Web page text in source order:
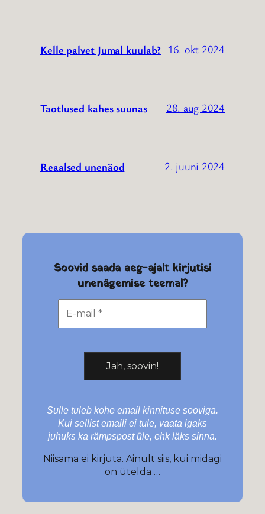
Kelle palvet Jumal kuulab? 16. okt 2024
Taotlused kahes suunas 28. aug 2024
Reaalsed unenäod 2. juuni 2024
Soovid saada aeg-ajalt kirjutisi
unenägemise teemal?
Sulle tuleb kohe email kinnituse sooviga.
Kui sellist emaili ei tule, vaata igaks
juhuks ka rämpspost üle, ehk läks sinna.
Niisama ei kirjuta. Ainult siis, kui midagi
on ütelda …